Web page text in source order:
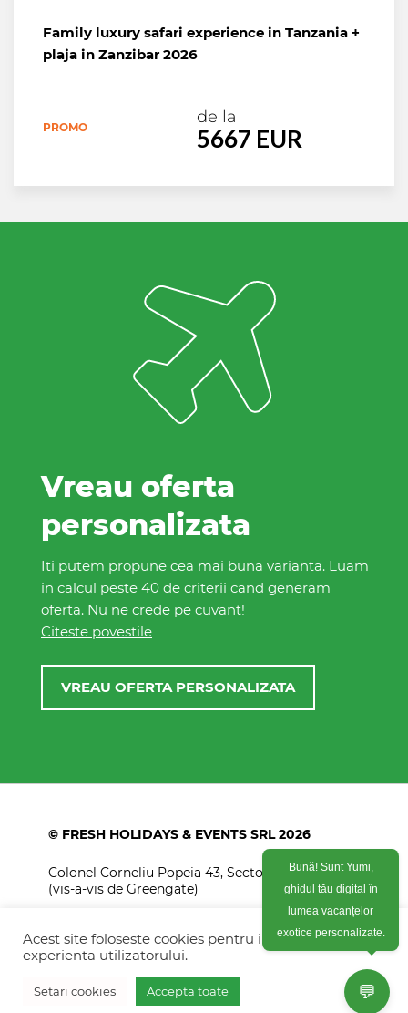
Family luxury safari experience in Tanzania +
plaja in Zanzibar 2026
PROMO
de la
5667 EUR
Vreau oferta
personalizata
Iti putem propune cea mai buna varianta. Luam
in calcul peste 40 de criterii cand generam
oferta. Nu ne crede pe cuvant!
Citeste povestile
VREAU OFERTA PERSONALIZATA
© FRESH HOLIDAYS & EVENTS SRL 2026
Colonel Corneliu Popeia 43, Sector 5, Bucuresti
(vis-a-vis de Greengate)
+40770 574 088
info@freshholidays.ro
Acest site foloseste cookies pentru imbunatati
experienta utilizatorului.
Setari cookies Accepta toate 💬
Bună! Sunt Yumi,
ghidul tău digital în
lumea vacanțelor
exotice personalizate.